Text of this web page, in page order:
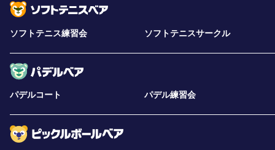
ソフトテニス練習会 ソフトテニスサークル
パデルコート パデル練習会